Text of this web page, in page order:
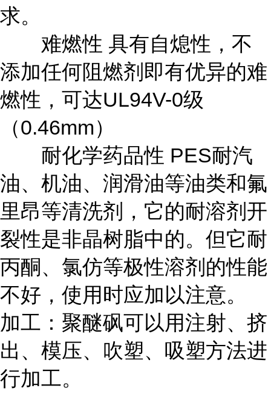
求。
难燃性 具有自熄性，不
添加任何阻燃剂即有优异的难
燃性，可达UL94V-0级
（0.46mm）
耐化学药品性 PES耐汽
油、机油、润滑油等油类和氟
里昂等清洗剂，它的耐溶剂开
裂性是非晶树脂中的。但它耐
丙酮、氯仿等极性溶剂的性能
不好，使用时应加以注意。
加工：聚醚砜可以用注射、挤
出、模压、吹塑、吸塑方法进
行加工。